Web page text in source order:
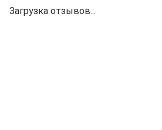
Загрузка отзывов...